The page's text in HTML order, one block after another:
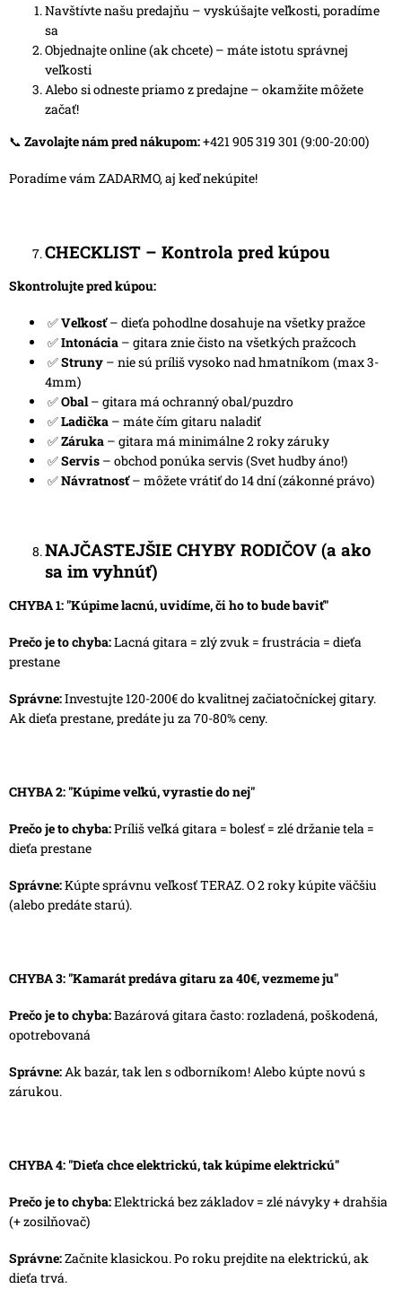
Navštívte našu predajňu – vyskúšajte veľkosti, poradíme
sa
Objednajte online (ak chcete) – máte istotu správnej
veľkosti
Alebo si odneste priamo z predajne – okamžite môžete
začať!
📞 Zavolajte nám pred nákupom:+421 905 319 301 (9:00-20:00)
Poradíme vám ZADARMO, aj keď nekúpite!
CHECKLIST – Kontrola pred kúpou
Skontrolujte pred kúpou:
✅Veľkosť– dieťa pohodlne dosahuje na všetky pražce
✅Intonácia – gitara znie čisto na všetkých pražcoch
✅Struny – nie sú príliš vysoko nad hmatníkom (max 3-
4mm)
✅Obal – gitara má ochranný obal/puzdro
✅Ladička – máte čím gitaru naladiť
✅Záruka – gitara má minimálne 2 roky záruky
✅Servis – obchod ponúka servis (Svet hudby áno!)
✅Návratnosť– môžete vrátiť do 14 dní (zákonné právo)
NAJČASTEJŠIE CHYBY RODIČOV (a ako
sa im vyhnúť)
CHYBA 1: "Kúpime lacnú, uvidíme, či ho to bude baviť"
Prečo je to chyba:Lacná gitara = zlý zvuk = frustrácia = dieťa
prestane
Správne:Investujte 120-200€ do kvalitnej začiatočníckej gitary.
Ak dieťa prestane, predáte ju za 70-80% ceny.
CHYBA 2: "Kúpime veľkú, vyrastie do nej"
Prečo je to chyba:Príliš veľká gitara = bolesť = zlé držanie tela =
dieťa prestane
Správne:Kúpte správnu veľkosť TERAZ. O 2 roky kúpite väčšiu
(alebo predáte starú).
CHYBA 3: "Kamarát predáva gitaru za 40€, vezmeme ju"
Prečo je to chyba:Bazárová gitara často: rozladená, poškodená,
opotrebovaná
Správne: Ak bazár, tak len s odborníkom! Alebo kúpte novú s
zárukou.
CHYBA 4: "Dieťa chce elektrickú, tak kúpime elektrickú"
Prečo je to chyba:Elektrická bez základov = zlé návyky + drahšia
(+ zosilňovač)
Správne:Začnite klasickou. Po roku prejdite na elektrickú, ak
dieťa trvá.